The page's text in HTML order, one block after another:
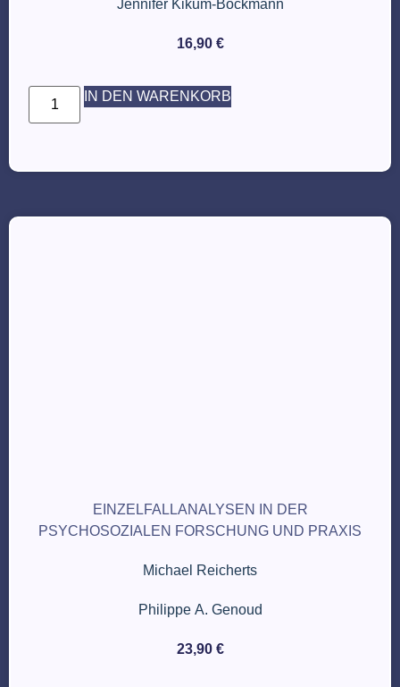
Jennifer Kikum-Böckmann
16,90 €
IN DEN WARENKORB
EINZELFALLANALYSEN IN DER
PSYCHOSOZIALEN FORSCHUNG UND PRAXIS
Michael Reicherts
Philippe A. Genoud
23,90 €